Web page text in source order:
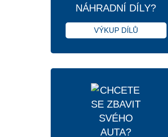
NÁHRADNÍ DÍLY?
VÝKUP DÍLŮ